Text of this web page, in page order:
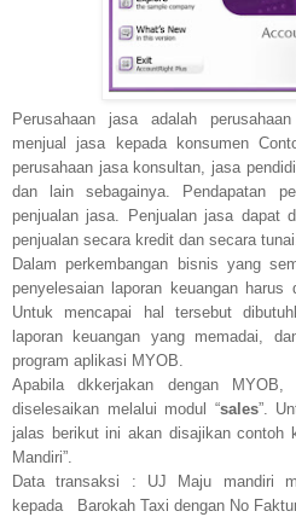
Perusahaan jasa adalah
menjual jasa kepada konsumen
perusahaan jasa konsultan, jasa
dan lain sebagainya. Pendapatan
penjualan jasa. Penjualan jasa dapat
penjualan secara kredit dan secara tunai.
Dalam perkembangan bisnis yang
penyelesaian laporan keuangan
Untuk mencapai hal tersebut
laporan keuangan yang memadai,
program aplikasi MYOB.
Apabila dkkerjakan dengan
diselesaikan melalui modul “sales”.
jalas berikut ini akan disajikan contoh
Mandiri”.
Data transaksi : UJ Maju mandiri
kepada
Barokah Taxi dengan No